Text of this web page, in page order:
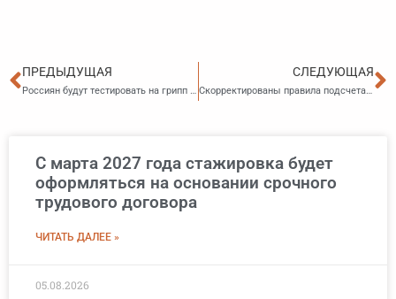
Пред
ПРЕДЫДУЩАЯ
Россиян будут тестировать на грипп в рамках программы ОМС
СЛЕДУЮЩАЯ
Скорректированы правила подсчета и подтверждения страхового стажа
С марта 2027 года стажировка будет
оформляться на основании срочного
трудового договора
ЧИТАТЬ ДАЛЕЕ »
05.08.2026